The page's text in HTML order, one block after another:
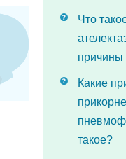
Что
причины
Какие
такое?